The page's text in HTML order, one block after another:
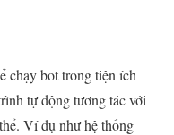
chạy bot trong tiện ích
tự động tương tác với
Ví dụ như hệ thống